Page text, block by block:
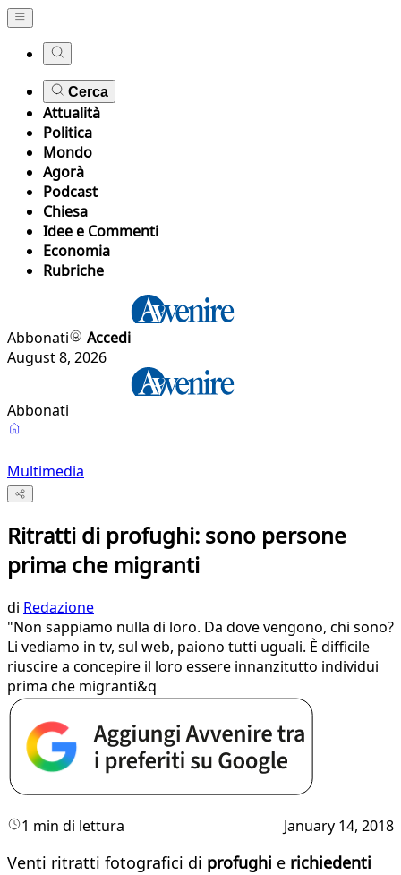
Cerca
Attualità
Politica
Mondo
Agorà
Podcast
Chiesa
Idee e Commenti
Economia
Rubriche
Abbonati
Accedi
August 8, 2026
Abbonati
Multimedia
Ritratti di profughi: sono persone
prima che migranti
di Redazione
"Non sappiamo nulla di loro. Da dove vengono, chi sono?
Li vediamo in tv, sul web, paiono tutti uguali. È difficile
riuscire a concepire il loro essere innanzitutto individui
prima che migranti&q
1 min di lettura January 14, 2018
Venti ritratti fotografici di profughi e richiedenti